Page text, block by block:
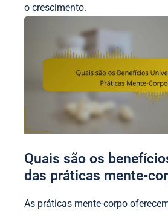
o crescimento.
Quais são os
das práticas mente-
As práticas mente-corpo